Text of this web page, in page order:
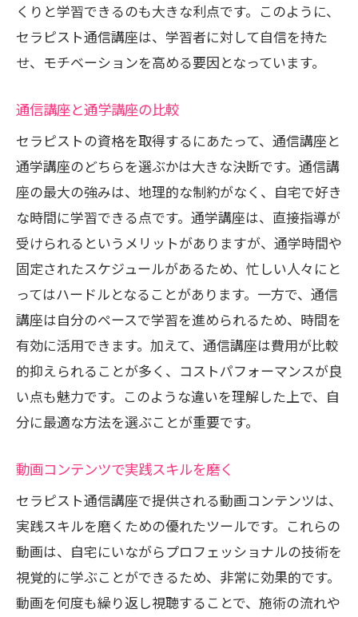
くりと学習できるのも大きな利点です。このように、
セラピスト通信講座は、学習者に対して自信を持た
せ、モチベーションを高める要因となっています。
通信講座と通学講座の比較
セラピストの資格を取得するにあたって、通信講座と
通学講座のどちらを選ぶかは大きな決断です。通信講
座の最大の強みは、地理的な制約がなく、自宅で好き
な時間に学習できる点です。通学講座は、直接指導が
受けられるというメリットがありますが、通学時間や
固定されたスケジュールがあるため、忙しい人々にと
ってはハードルとなることがあります。一方で、通信
講座は自分のペースで学習を進められるため、時間を
有効に活用できます。加えて、通信講座は費用が比較
的抑えられることが多く、コストパフォーマンスが良
い点も魅力です。このような違いを理解した上で、自
分に最適な方法を選ぶことが重要です。
動画コンテンツで実践スキルを磨く
セラピスト通信講座で提供される動画コンテンツは、
実践スキルを磨くための優れたツールです。これらの
動画は、自宅にいながらプロフェッショナルの技術を
視覚的に学ぶことができるため、非常に効果的です。
動画を何度も繰り返し視聴することで、施術の流れや